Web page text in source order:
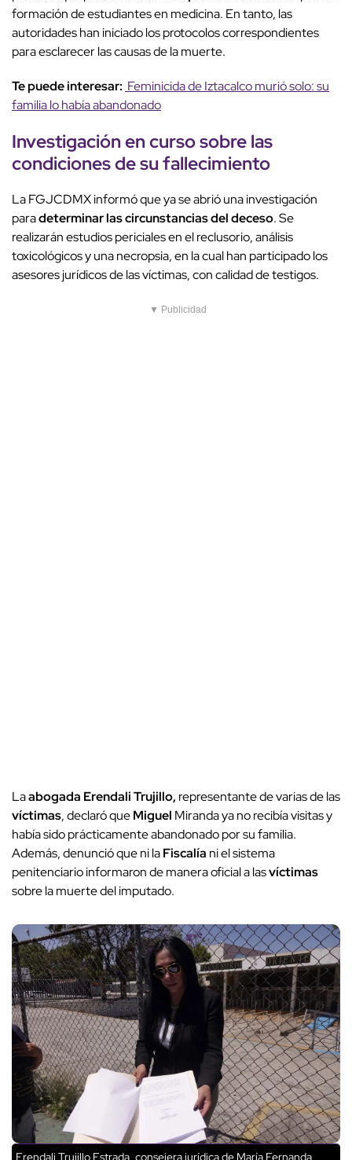
formación de estudiantes en medicina. En tanto, las
autoridades han iniciado los protocolos correspondientes
para esclarecer las causas de la muerte.
Te puede interesar: Feminicida de Iztacalco murió solo: su
familia lo había abandonado
Investigaciónen curso sobre las
condiciones de sufallecimiento
La FGJCDMX informó que ya se abrió una investigación
paradeterminar las circunstancias del deceso. Se
realizarán estudios periciales en el reclusorio, análisis
toxicológicos y una necropsia, en la cual han participado los
asesores jurídicos de las víctimas, con calidad de testigos.
▼ Publicidad
Laabogada Erendali Trujillo, representante de varias de las
víctimas, declaró queMiguel Miranda ya no recibía visitas y
había sido prácticamente abandonado por su familia.
Además, denunció que ni laFiscalía ni el sistema
penitenciario informaron de manera oficial a lasvíctimas
sobre la muerte del imputado.
Erendali Trujillo Estrada, consejera jurídica de María Fernanda,